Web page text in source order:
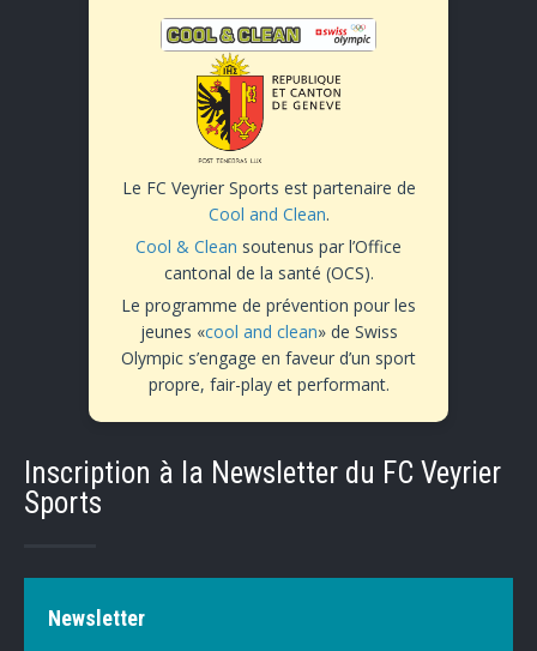
Le FC Veyrier Sports est partenaire de
Cool and Clean.
Cool & Clean soutenus par l’Office
cantonal de la santé (OCS).
Le programme de prévention pour les
jeunes «cool and clean» de Swiss
Olympic s’engage en faveur d’un sport
propre, fair-play et performant.
Inscription à la Newsletter du FC Veyrier
Sports
Newsletter